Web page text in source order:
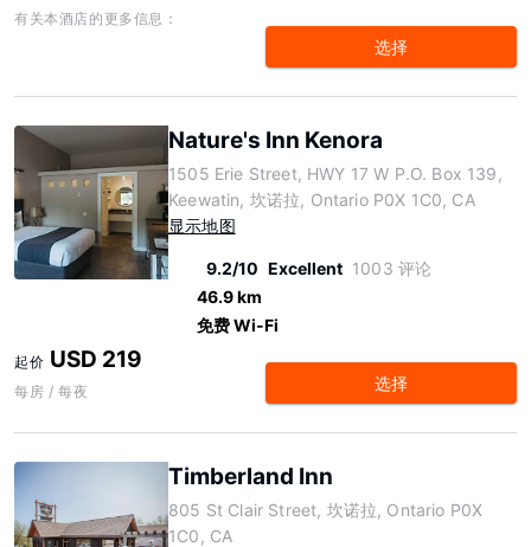
有关本酒店的更多信息：
选择
Nature's Inn Kenora
1505 Erie Street, HWY 17 W P.O. Box 139,
Keewatin, 坎诺拉, Ontario P0X 1C0, CA
显示地图
9.2/10 Excellent 1003 评论
46.9 km
免费 Wi-Fi
起价 USD 219
每房 / 每夜 选择
Timberland Inn
805 St Clair Street, 坎诺拉, Ontario P0X
1C0, CA